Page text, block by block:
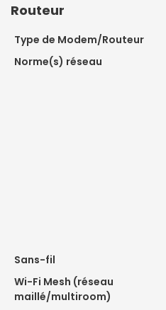
Routeur
Type de Modem/Routeur
Norme(s) réseau
Sans-fil
Wi-Fi Mesh (réseau
maillé/multiroom)